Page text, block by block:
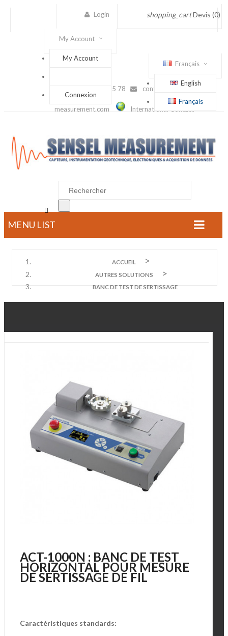
shopping_cart Devis (0)
Login
My Account
My Account
Connexion
Français
English
Français
(+33) 1 56 88 25 78 contact@sensel-
measurement.com International Contact

MENU LIST
ACCUEIL
AUTRES SOLUTIONS
BANC DE TEST DE SERTISSAGE
ACT-1000N : BANC DE TEST
HORIZONTAL POUR MESURE
DE SERTISSAGE DE FIL
Caractéristiques standards: